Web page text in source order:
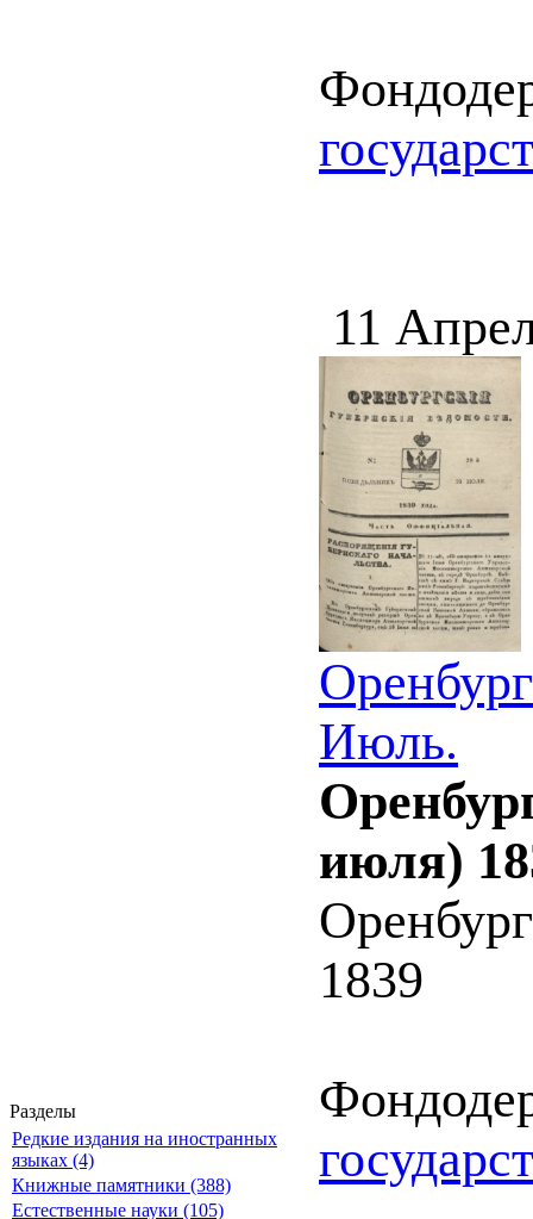
Разделы
Редкие издания на иностранных
языках (4)
Книжные памятники (388)
Естественные науки (105)
11
Июль.
июля)
1839